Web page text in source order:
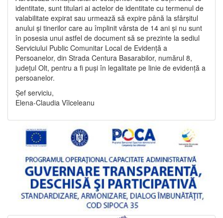
identitate, sunt titulari ai actelor de identitate cu termenul de
valabilitate expirat sau urmează să expire până la sfârșitul
anului și tinerilor care au împlinit vârsta de 14 ani și nu sunt
în posesia unui astfel de document să se prezinte la sediul
Serviciului Public Comunitar Local de Evidență a
Persoanelor, din Strada Centura Basarabilor, numărul 8,
județul Olt, pentru a fi puși în legalitate pe linie de evidență a
persoanelor.
Șef serviciu,
Elena-Claudia Vîlceleanu